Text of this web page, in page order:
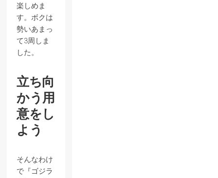
楽しめま
す。ボクは
勢いあまっ
て3周しま
した。
立ち向
かう用
意をし
よう
そんなわけ
で『ゴジラ